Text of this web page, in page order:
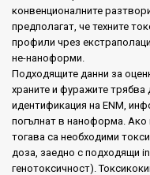
конвенционалните
предполагат, че техните
профили чрез
не-наноформи.
Подходящите данни за
храните и фуражите
идентификация на ENM,
погълнат в наноформа.
тогава са необходими
доза, заедно с подходящи
генотоксичност).